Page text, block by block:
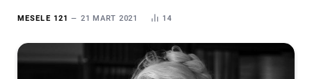
MESELE 121 21 MART 2021 14